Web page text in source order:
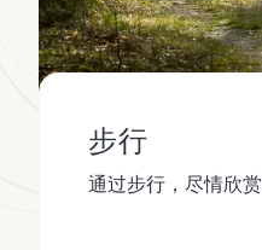
步行
通过步行，尽情欣